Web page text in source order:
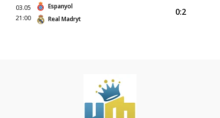
03.05
21:00
Espanyol
Real Madryt
0:2